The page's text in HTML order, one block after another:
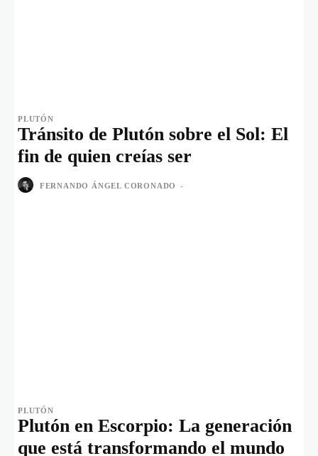
PLUTÓN
Tránsito de Plutón sobre el Sol: El
fin de quien creías ser
FERNANDO ÁNGEL CORONADO -
PLUTÓN
Plutón en Escorpio: La generación
que está transformando el mundo